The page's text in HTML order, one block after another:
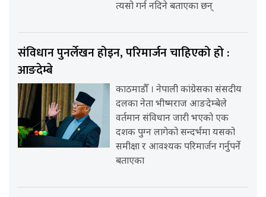
त्यसो गर्न नदिने बताएका छन्
संविधान पुनर्लेखन होइन, परिमार्जन चाहिएको हो :
आङदेम्बे
काठमाडौँ । नेपाली कांग्रेसका संसदीय
दलका नेता भीष्मराज आङदेम्बेले
वर्तमान संविधान जारी भएको एक
दशक पुग्न लागेको सन्दर्भमा यसको
समीक्षा र आवश्यक परिमार्जन गर्नुपर्ने
बताएका